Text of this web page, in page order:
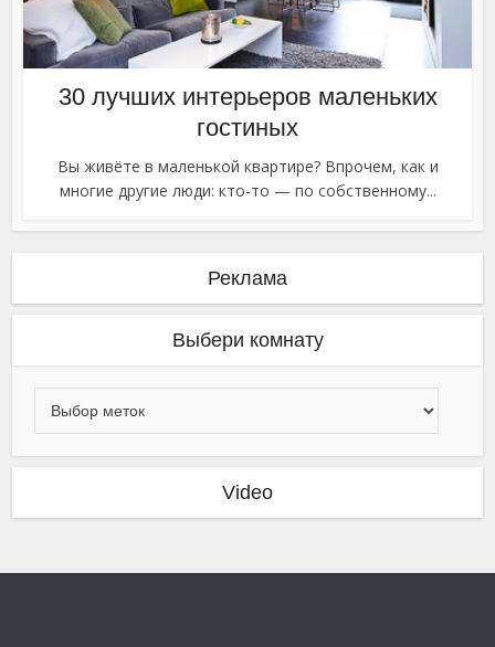
30 лучших интерьеров маленьких
гостиных
Вы живёте в маленькой квартире? Впрочем, как и
многие другие люди: кто-то — по собственному...
Реклама
Выбери комнату
Video